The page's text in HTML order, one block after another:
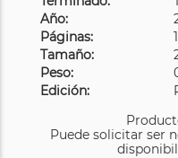
Año:
Páginas:
Tamaño:
Peso:
Edición:
Puede solicitar ser